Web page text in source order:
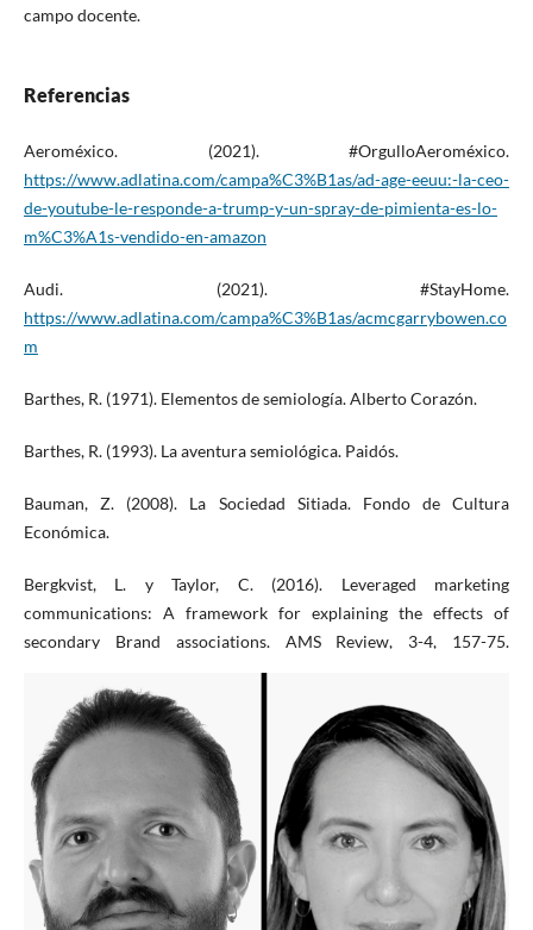
campo docente.
Referencias
Aeroméxico. (2021). #OrgulloAeroméxico.
https://www.adlatina.com/campa%C3%B1as/ad-age-eeuu:-la-ceo-
de-youtube-le-responde-a-trump-y-un-spray-de-pimienta-es-lo-
m%C3%A1s-vendido-en-amazon
Audi. (2021). #StayHome.
https://www.adlatina.com/campa%C3%B1as/acmcgarrybowen.co
m
Barthes, R. (1971). Elementos de semiología. Alberto Corazón.
Barthes, R. (1993). La aventura semiológica. Paidós.
Bauman, Z. (2008). La Sociedad Sitiada. Fondo de Cultura
Económica.
Bergkvist, L. y Taylor, C. (2016). Leveraged marketing
communications: A framework for explaining the effects of
secondary Brand associations. AMS Review, 3-4, 157-75.
https://doi.org/10.1007/s13162-016-0081-4
Bergkvist, L. y Zhou, K. Q. (2019). Cause-related marketing
persuasion research: An integrated framework and directions for
further research. International Journal of Advertising, 38(1), 5-25.
https://doi.org/10.1080/02650487.2018.1452397
Bourdieu, P. (1996). Sobre la Televisión. Anagrama.
Byung-Chul, H. (2017). La Sociedad del Cansancio. Herder.